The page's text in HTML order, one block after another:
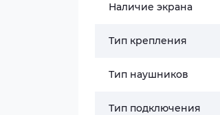
Наличие экрана
Тип крепления
Тип наушников
Тип подключения